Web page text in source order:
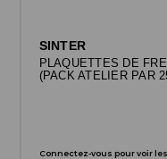
SINTER
PLAQUETTES DE
(PACK ATELIER PAR
Connectez-vous pour voir les